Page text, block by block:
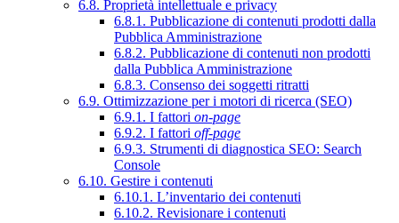
6.8. Proprietà intellettuale e privacy
6.8.1. Pubblicazione di contenuti prodotti dalla
Pubblica Amministrazione
6.8.2. Pubblicazione di contenuti non prodotti
dalla Pubblica Amministrazione
6.8.3. Consenso dei soggetti ritratti
6.9. Ottimizzazione per i motori di ricerca (SEO)
6.9.1. I fattori on-page
6.9.2. I fattori off-page
6.9.3. Strumenti di diagnostica SEO: Search
Console
6.10. Gestire i contenuti
6.10.1. L’inventario dei contenuti
6.10.2. Revisionare i contenuti